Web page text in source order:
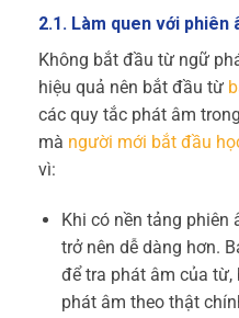
2.1. Làm quen với phiên
Không bắt đầu từ ngữ
hiệu quả nên bắt đầu từ
các quy tắc phát âm
mà người mới bắt đầu
vì:
Khi có nền tảng phiên
trở nên dễ dàng hơn.
để tra phát âm của từ,
phát âm theo thật